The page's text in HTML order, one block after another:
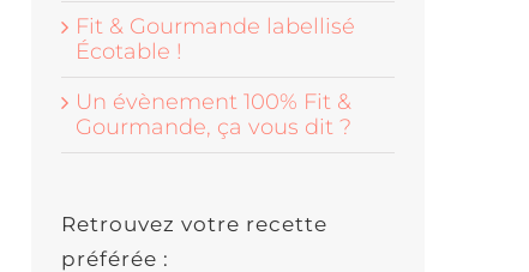
Fit & Gourmande labellisé
Écotable !
Un évènement 100% Fit &
Gourmande, ça vous dit ?
Retrouvez votre recette
préférée :